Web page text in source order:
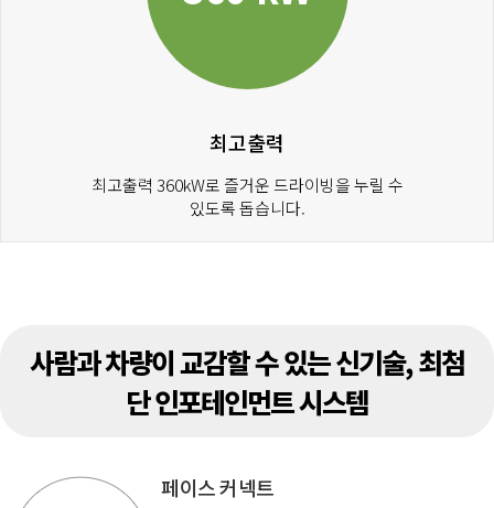
최고출력
최고출력 360kW로 즐거운 드라이빙을 누릴 수
있도록 돕습니다.
사람과 차량이 교감할 수 있는 신기술, 최첨
단 인포테인먼트 시스템
페이스 커넥트